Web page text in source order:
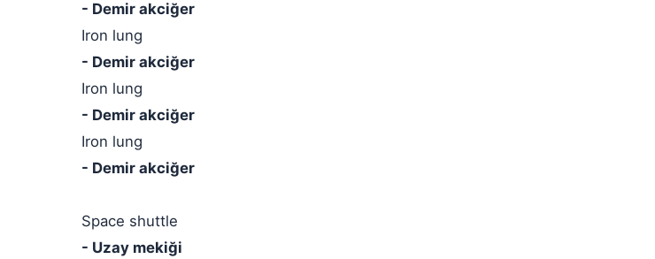
- Demir akciğer
Iron lung
- Demir akciğer
Iron lung
- Demir akciğer
Iron lung
- Demir akciğer
Space shuttle
- Uzay mekiği